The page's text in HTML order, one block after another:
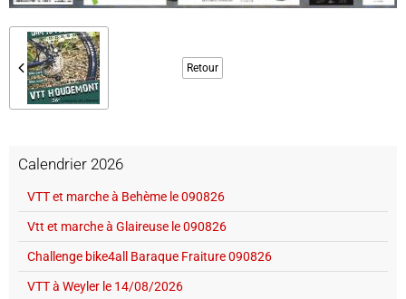
Retour
Calendrier 2026
VTT et marche à Behème le 090826
Vtt et marche à Glaireuse le 090826
Challenge bike4all Baraque Fraiture 090826
VTT à Weyler le 14/08/2026